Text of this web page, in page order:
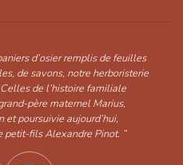
d’osier remplis de feuilles
de savons, notre herboristerie
de l’histoire familiale
père maternel Marius,
poursuivie aujourd’hui,
petit-fils Alexandre Pinot. ”